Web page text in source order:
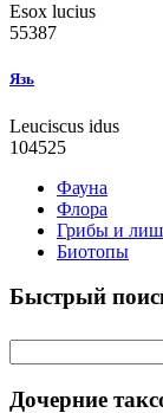
Esox lucius
55387
Язь
Leuciscus idus
104525
Фауна
Флора
Грибы и
Биотопы
Быстрый
Дочерние